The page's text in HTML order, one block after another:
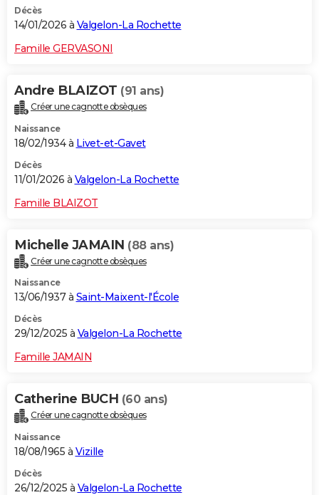
Décès
14/01/2026 à Valgelon-La Rochette
Famille GERVASONI
Andre BLAIZOT (91 ans)
Créer une cagnotte obsèques
Naissance
18/02/1934 à Livet-et-Gavet
Décès
11/01/2026 à Valgelon-La Rochette
Famille BLAIZOT
Michelle JAMAIN (88 ans)
Créer une cagnotte obsèques
Naissance
13/06/1937 à Saint-Maixent-l'École
Décès
29/12/2025 à Valgelon-La Rochette
Famille JAMAIN
Catherine BUCH (60 ans)
Créer une cagnotte obsèques
Naissance
18/08/1965 à Vizille
Décès
26/12/2025 à Valgelon-La Rochette